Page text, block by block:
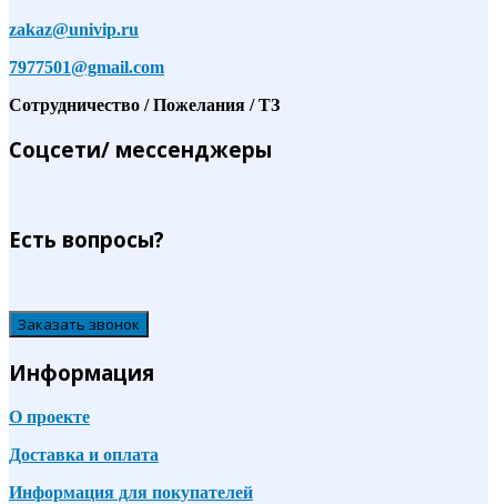
zakaz@univip.ru
7977501@gmail.com
Сотрудничество / Пожелания / ТЗ
Соцсети/ мессенджеры
Есть вопросы?
Заказать звонок
Информация
О проекте
Доставка и оплата
Информация для покупателей